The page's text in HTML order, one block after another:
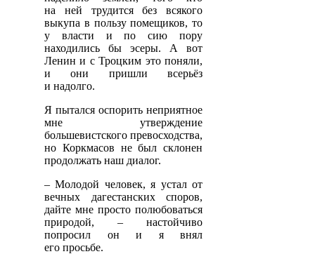
на ней трудится без всякого
выкупа в пользу помещиков, то
у власти и по сию пору
находились бы эсеры. А вот
Ленин и с Троцким это поняли,
и они пришли всерьёз
и надолго.
Я пытался оспорить неприятное
мне утверждение
большевистского превосходства,
но Коркмасов не был склонен
продолжать наш диалог.
– Молодой человек, я устал от
вечных дагестанских споров,
дайте мне просто полюбоваться
природой, – настойчиво
попросил он и я внял
его просьбе.